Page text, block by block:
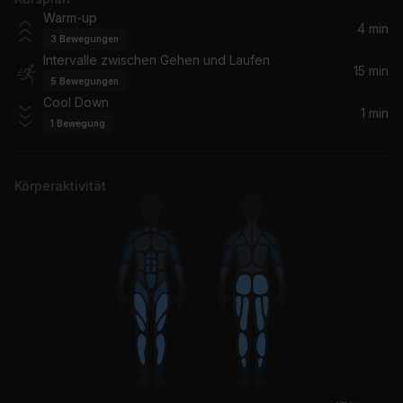
Sittin' On Top Of The World (feat. 21 Savage)
Burna Boy, 21 Savage
Forever (feat. Sabrina Johnston) [Michael Gray Remix]
Sabrina Johnston, Key To Life
No More
Warm-up
3 Bewegungen
4 min
Intervalle zwischen Gehen und Laufen
5 Bewegungen
15 min
Cool Down
1 Bewegung
1 min
Körperaktivität